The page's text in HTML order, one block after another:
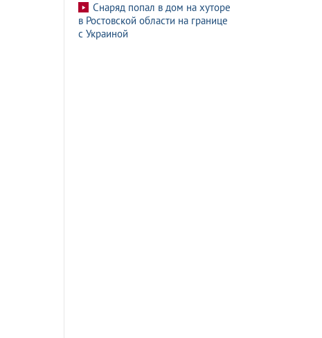
Снаряд попал в дом на хуторе
в Ростовской области на границе
с Украиной